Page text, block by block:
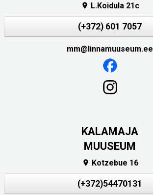
 L.Koidula 21c
(+372) 601 7057
mm@linnamuuseum.ee
KALAMAJA
MUUSEUM
 Kotzebue 16
(+372)54470131